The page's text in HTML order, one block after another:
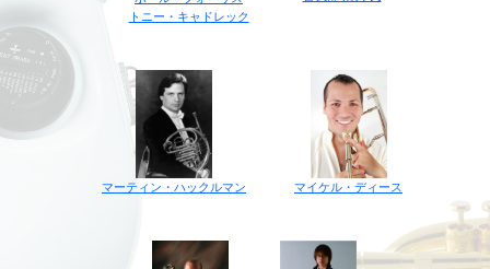
トニー・キャドレック
マーティン・ハックルマン マイケル・ディース